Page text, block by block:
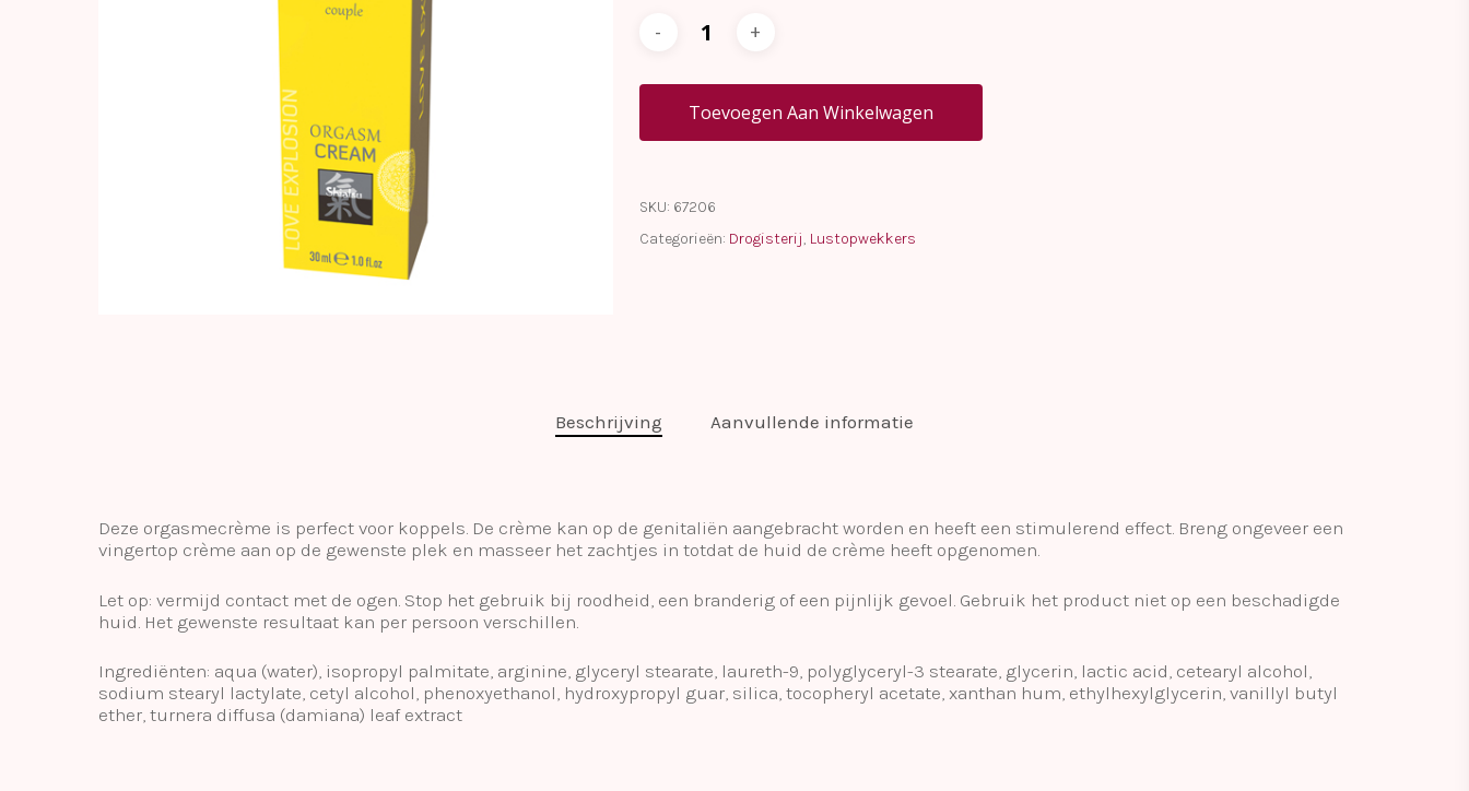
Hit enter to search or ESC to close
Toevoegen Aan Winkelwagen
SKU: 67206
Categorieën: Drogisterij, Lustopwekkers
Beschrijving Aanvullende informatie
Deze orgasmecrème is perfect voor koppels. De crème kan op de genitaliën aangebracht worden en heeft een stimulerend effect. Breng ongeveer een
vingertop crème aan op de gewenste plek en masseer het zachtjes in totdat de huid de crème heeft opgenomen.
Let op: vermijd contact met de ogen. Stop het gebruik bij roodheid, een branderig of een pijnlijk gevoel. Gebruik het product niet op een beschadigde
huid. Het gewenste resultaat kan per persoon verschillen.
Ingrediënten: aqua (water), isopropyl palmitate, arginine, glyceryl stearate, laureth-9, polyglyceryl-3 stearate, glycerin, lactic acid, cetearyl alcohol,
sodium stearyl lactylate, cetyl alcohol, phenoxyethanol, hydroxypropyl guar, silica, tocopheryl acetate, xanthan hum, ethylhexylglycerin, vanillyl butyl
ether, turnera diffusa (damiana) leaf extract